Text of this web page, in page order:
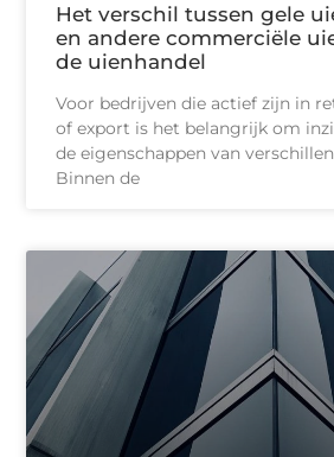
Het verschil tussen gele
en andere commerciële
de uienhandel
Voor bedrijven die actief zijn in
of export is het belangrijk om
de eigenschappen van
Binnen de